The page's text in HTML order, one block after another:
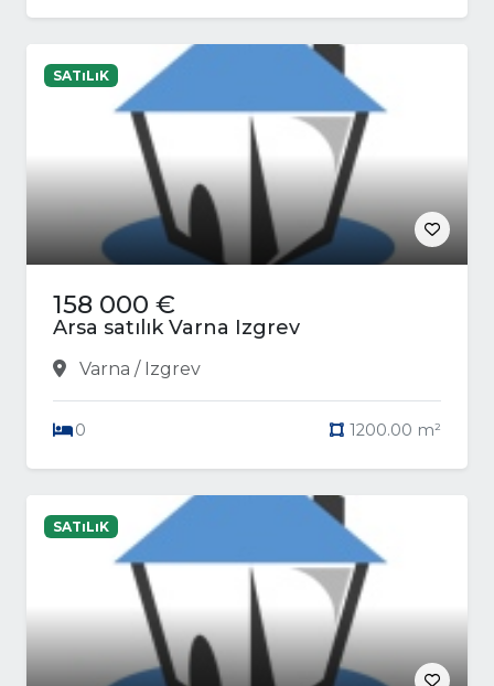
SATıLıK
158 000 €
Arsa satılık Varna Izgrev
Varna / Izgrev
0 1200.00 m²
SATıLıK